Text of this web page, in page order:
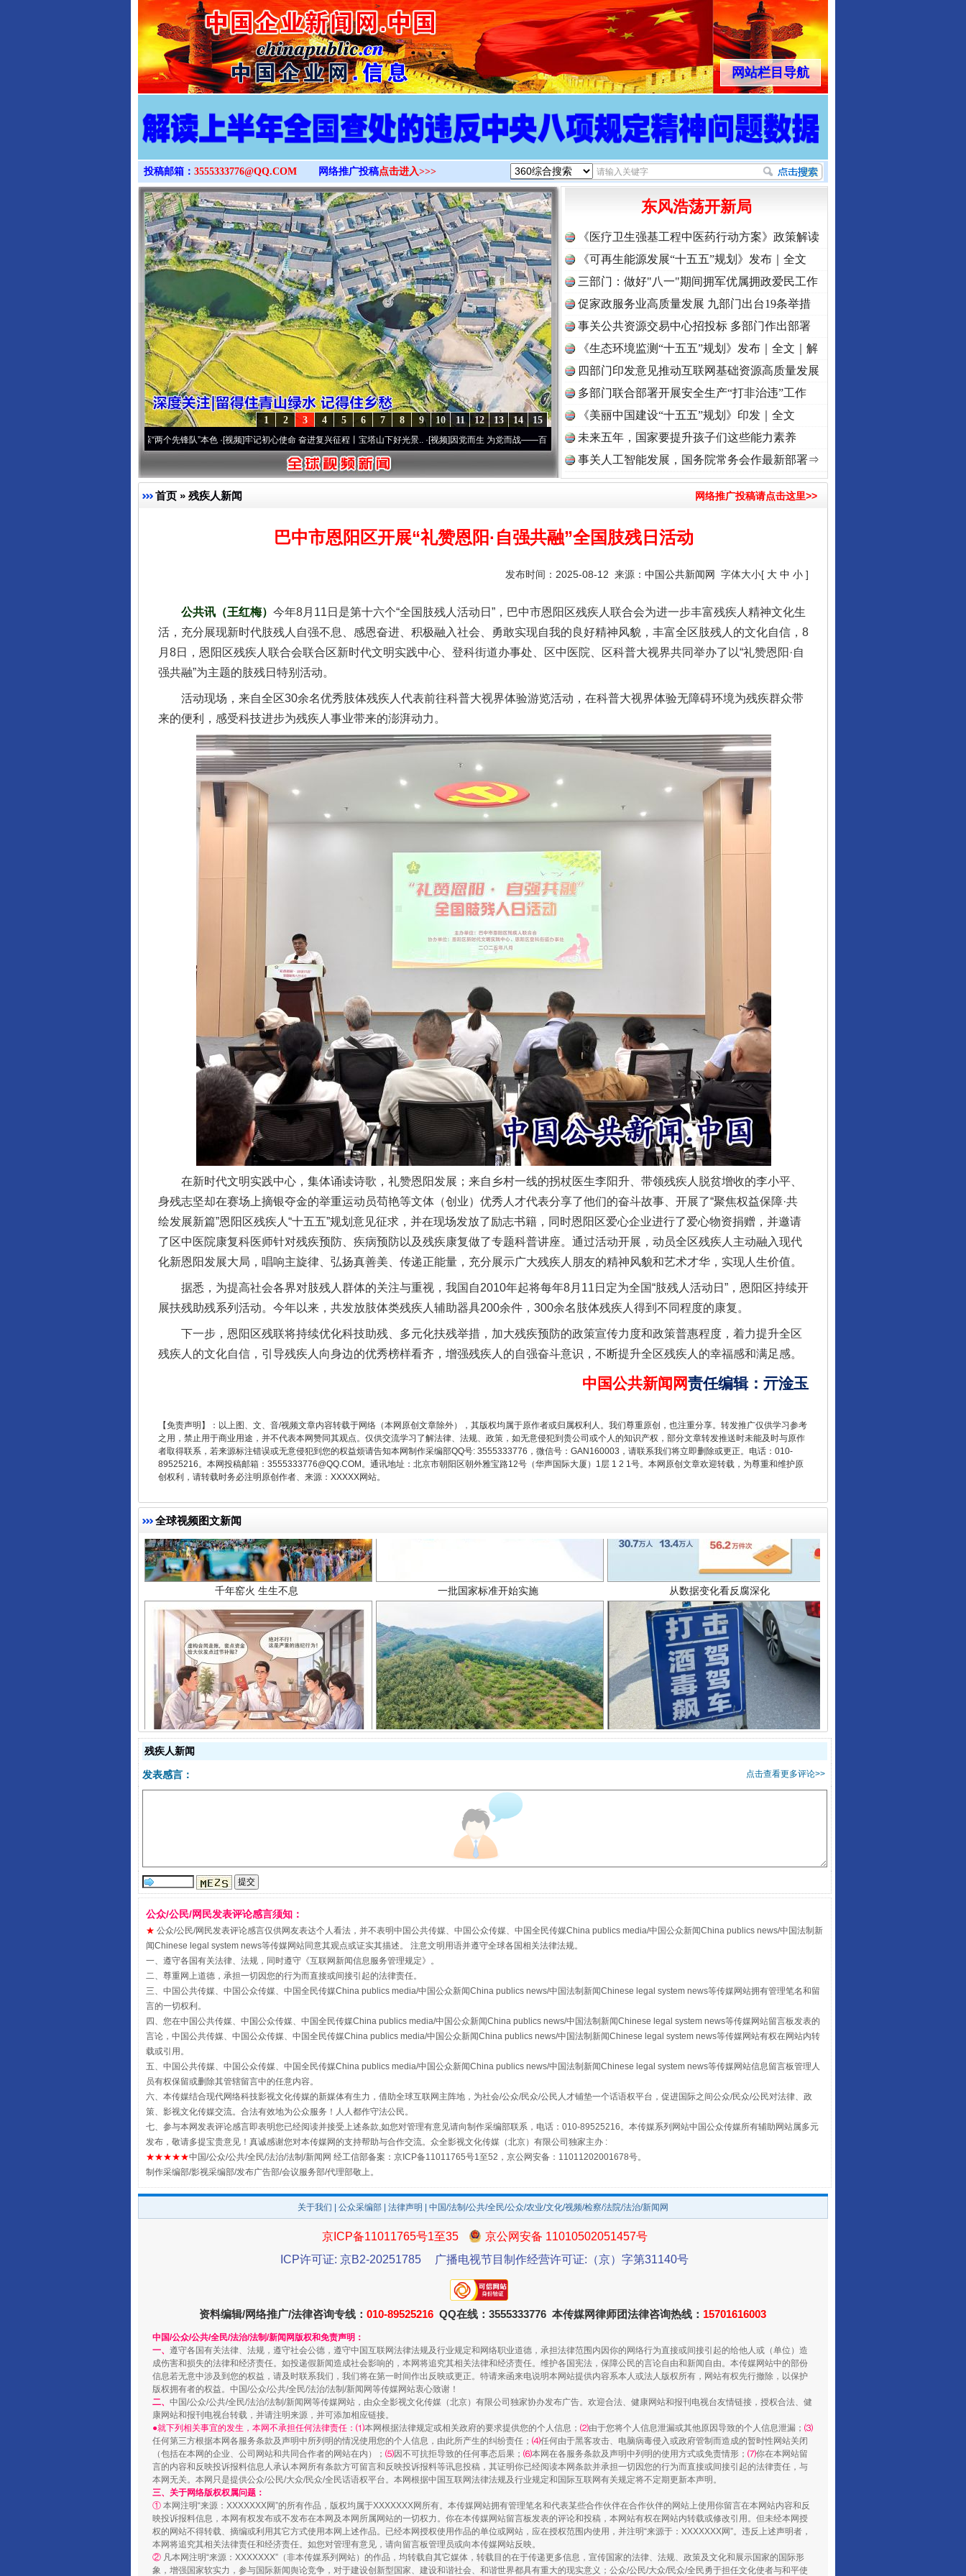
>
网站栏目导航
投稿邮箱： 3555333776@QQ.COM 网络推广投稿点击进入>>>
15
14
13
12
11
10
9
8
7
6
5
4
3
2
1
永葆“两个先锋队”本色·[视频]牢记初心使命 奋进复兴征程丨宝塔山下好光景..·[视频]因党而生 为党而战——百年“纪”事⑧加强纪律..·[视频]牢记初心使命 奋进复兴征程丨“转折之城”激荡..·[视频]
东风浩荡开新局
《医疗卫生强基工程中医药行动方案》政策解读
《可再生能源发展“十五五”规划》发布｜全文
三部门：做好"八一"期间拥军优属拥政爱民工作
促家政服务业高质量发展 九部门出台19条举措
事关公共资源交易中心招投标 多部门作出部署
《生态环境监测“十五五”规划》发布｜全文｜解
读
四部门印发意见推动互联网基础资源高质量发展
多部门联合部署开展安全生产“打非治违”工作
《美丽中国建设“十五五”规划》印发｜全文
未来五年，国家要提升孩子们这些能力素养
事关人工智能发展，国务院常务会作最新部署⇒
首页 » 残疾人新闻 网络推广投稿请点击这里>>
巴中市恩阳区开展“礼赞恩阳·自强共融”全国肢残日活动
发布时间：2025-08-12 来源： 中国公共新闻网 字体大小[ 大 中 小 ]
公共讯（王红梅） 今年8月11日是第十六个“全国肢残人活动日”，巴中市恩阳区残疾人联合会为进一步丰富残疾人精神文化生
活，充分展现新时代肢残人自强不息、感恩奋进、积极融入社会、勇敢实现自我的良好精神风貌，丰富全区肢残人的文化自信，8
月8日，恩阳区残疾人联合会联合区新时代文明实践中心、登科街道办事处、区中医院、区科普大视界共同举办了以“礼赞恩阳·自
强共融”为主题的肢残日特别活动。
活动现场，来自全区30余名优秀肢体残疾人代表前往科普大视界体验游览活动，在科普大视界体验无障碍环境为残疾群众带
来的便利，感受科技进步为残疾人事业带来的澎湃动力。
在新时代文明实践中心，集体诵读诗歌，礼赞恩阳发展；来自乡村一线的拐杖医生李阳升、带领残疾人脱贫增收的李小平、
身残志坚却在赛场上摘银夺金的举重运动员苟艳等文体（创业）优秀人才代表分享了他们的奋斗故事、开展了“聚焦权益保障·共
绘发展新篇”恩阳区残疾人“十五五”规划意见征求，并在现场发放了励志书籍，同时恩阳区爱心企业进行了爱心物资捐赠，并邀请
了区中医院康复科医师针对残疾预防、疾病预防以及残疾康复做了专题科普讲座。通过活动开展，动员全区残疾人主动融入现代
化新恩阳发展大局，唱响主旋律、弘扬真善美、传递正能量，充分展示广大残疾人朋友的精神风貌和艺术才华，实现人生价值。
据悉，为提高社会各界对肢残人群体的关注与重视，我国自2010年起将每年8月11日定为全国“肢残人活动日”，恩阳区持续开
展扶残助残系列活动。今年以来，共发放肢体类残疾人辅助器具200余件，300余名肢体残疾人得到不同程度的康复。
下一步，恩阳区残联将持续优化科技助残、多元化扶残举措，加大残疾预防的政策宣传力度和政策普惠程度，着力提升全区
残疾人的文化自信，引导残疾人向身边的优秀榜样看齐，增强残疾人的自强奋斗意识，不断提升全区残疾人的幸福感和满足感。
中国公共新闻网责任编辑： 亓淦玉
【免责声明】：以上图、文、音/视频文章内容转载于网络（本网原创文章除外），其版权均属于原作者或归属权利人。我们尊重原创，也注重分享。转发推广仅供学习参考
之用，禁止用于商业用途，并不代表本网赞同其观点。仅供交流学习了解法律、法规、政策，如无意侵犯到贵公司或个人的知识产权，部分文章转发推送时未能及时与原作
者取得联系，若来源标注错误或无意侵犯到您的权益烦请告知本网制作采编部QQ号: 3555333776，微信号：GAN160003，请联系我们将立即删除或更正。电话：010-
89525216。本网投稿邮箱：3555333776@QQ.COM。通讯地址：北京市朝阳区朝外雅宝路12号（华声国际大厦）1层 1 2 1号。本网原创文章欢迎转载，为尊重和维护原
创权利，请转载时务必注明原创作者、来源：XXXXX网站。
全球视频图文新闻
完善运行机制助力责任有效落实 一纸欠条伤亲情 巡回调解促和解.. 行业协会接连发公告
东山县通报“牛蛙产品抗生素超标问题” 法徽映军营 权益有保障 让核能赋能千行百业
千年窑火 生生不息 一批国家标准开始实施 从数据变化看反腐深化
揭开“小金库”的免责幌子 以产业富民促振兴 酒驾未被当场查获能处罚吗
受贿1.44亿！段成刚被判无期
全民健身五年计划来了！等你上场 事关残疾人未来5年 让传统村落焕发生机
阿坝州三大球赛在茂县开幕 规模最大的光氢储一体化项目 走走走！国家喊你健身啦
国家大学科技园优化重塑工作 镜头丨大暑三秋近 山西：不断增强治理腐败综合效能
残疾人新闻
点击查看更多评论>>
发表感言：
公众/公民/网民发表评论感言须知：
★ 公众/公民/网民发表评论感言仅供网友表达个人看法，并不表明中国公共传媒、中国公众传媒、中国全民传媒China publics media/中国公众新闻China publics news/中国法制新
闻Chinese legal system news等传媒网站同意其观点或证实其描述。 注意文明用语并遵守全球各国相关法律法规。
一、遵守各国有关法律、法规，同时遵守《互联网新闻信息服务管理规定》。
二、尊重网上道德，承担一切因您的行为而直接或间接引起的法律责任。
三、中国公共传媒、中国公众传媒、中国全民传媒China publics media/中国公众新闻China publics news/中国法制新闻Chinese legal system news等传媒网站拥有管理笔名和留
言的一切权利。
四、您在中国公共传媒、中国公众传媒、中国全民传媒China publics media/中国公众新闻China publics news/中国法制新闻Chinese legal system news等传媒网站留言板发表的
言论，中国公共传媒、中国公众传媒、中国全民传媒China publics media/中国公众新闻China publics news/中国法制新闻Chinese legal system news等传媒网站有权在网站内转
载或引用。
五、中国公共传媒、中国公众传媒、中国全民传媒China publics media/中国公众新闻China publics news/中国法制新闻Chinese legal system news等传媒网站信息留言板管理人
员有权保留或删除其管辖留言中的任意内容。
六、本传媒结合现代网络科技影视文化传媒的新媒体有生力，借助全球互联网主阵地，为社会/公众/民众/公民人才铺垫一个话语权平台，促进国际之间公众/民众/公民对法律、政
策、影视文化传媒交流。合法有效地为公众服务！人人都作守法公民。
七、参与本网发表评论感言即表明您已经阅读并接受上述条款,如您对管理有意见请向制作采编部联系，电话：010-89525216。本传媒系列网站中国公众传媒所有辅助网站属多元
发布，敬请多提宝贵意见！真诚感谢您对本传媒网的支持帮助与合作交流。众全影视文化传媒（北京）有限公司独家主办 :
★★★★★中国/公众/公共/全民/法治/法制/新闻网 经工信部备案：京ICP备11011765号1至52，京公网安备：11011202001678号。
制作采编部/影视采编部/发布广告部/会议服务部/代理部敬上。
关于我们 公众采编部 法律声明 | 中国/法制/公共/全民/公众/农业/文化/视频/检察/法院/法治/新闻网
京ICP备11011765号1至35
京公网安备 11010502051457号
ICP许可证: 京B2-20251785
广播电视节目制作经营许可证:（京）字第31140号
资料编辑/网络推广/法律咨询专线： 010-89525216 QQ在线：3555333776 本传媒网律师团法律咨询热线： 15701616003
中国/公众/公共/全民/法治/法制/新闻网版权和免责声明：
一、 遵守各国有关法律、法规，遵守社会公德，遵守中国互联网法律法规及行业规定和网络职业道德，承担法律范围内因你的网络行为直接或间接引起的给他人或（单位）造
成伤害和损失的法律和经济责任。如投递假新闻造成社会影响的，本网将追究其相关法律和经济责任。维护各国宪法，保障公民的言论自由和新闻自由。本传媒网站中的部份
信息若无意中涉及到您的权益，请及时联系我们，我们将在第一时间作出反映或更正。特请来函来电说明本网站提供内容系本人或法人版权所有，网站有权先行撤除，以保护
版权拥有者的权益。中国/公众/公共/全民/法治/法制/新闻网等传媒网站衷心致谢！
二、 中国/公众/公共/全民/法治/法制/新闻网等传媒网站，由众全影视文化传媒（北京）有限公司独家协办发布广告。欢迎合法、健康网站和报刊电视台友情链接，授权合法、健
康网站和报刊电视台转载，并请注明来源，并可添加相应链接。
●就下列相关事宜的发生，本网不承担任何法律责任：⑴本网根据法律规定或相关政府的要求提供您的个人信息； ⑵由于您将个人信息泄漏或其他原因导致的个人信息泄漏； ⑶
任何第三方根据本网各服务条款及声明中所列明的情况使用您的个人信息，由此所产生的纠纷责任； ⑷任何由于黑客攻击、电脑病毒侵入或政府管制而造成的暂时性网站关闭
（包括在本网的企业、公司网站和共同合作者的网站在内）； ⑸因不可抗拒导致的任何事态后果； ⑹本网在各服务条款及声明中列明的使用方式或免责情形； ⑺你在本网站留
言的内容和反映投诉报料信息人承认本网所有条款方可留言和反映投诉报料等讯息投稿，其证明你已经阅读本网条款并承担一切因您的行为而直接或间接引起的法律责任，与
本网无关。本网只是提供公众/公民/大众/民众/全民话语权平台。本网根据中国互联网法律法规及行业规定和国际互联网有关规定将不定期更新本声明。
三、关于网络版权权属问题：
① 本网注明“来源：XXXXXXX网”的所有作品，版权均属于XXXXXXX网所有。本传媒网站拥有管理笔名和代表某些合作伙伴在合作伙伴的网站上使用你留言在本网站内容和反
映投诉报料信息，本网有权发布或不发布在本网及本网所属网站的一切权力。你在本传媒网站留言板发表的评论和投稿，本网站有权在网站内转载或修改引用。但未经本网授
权的网站不得转载、摘编或利用其它方式使用本网上述作品。已经本网授权使用作品的单位或网站，应在授权范围内使用，并注明“来源于：XXXXXXX网”。违反上述声明者，
本网将追究其相关法律责任和经济责任。如您对管理有意见，请向留言板管理员或向本传媒网站反映。
② 凡本网注明“来源：XXXXXXX”（非本传媒系列网站）的作品，均转载自其它媒体，转载目的在于传递更多信息，宣传国家的法律、法规、政策及文化和展示国家的国际形
象，增强国家软实力，参与国际新闻舆论竞争，对于建设创新型国家、建设和谐社会、和谐世界都具有重大的现实意义；公众/公民/大众/民众/全民勇于担任文化使者与和平使